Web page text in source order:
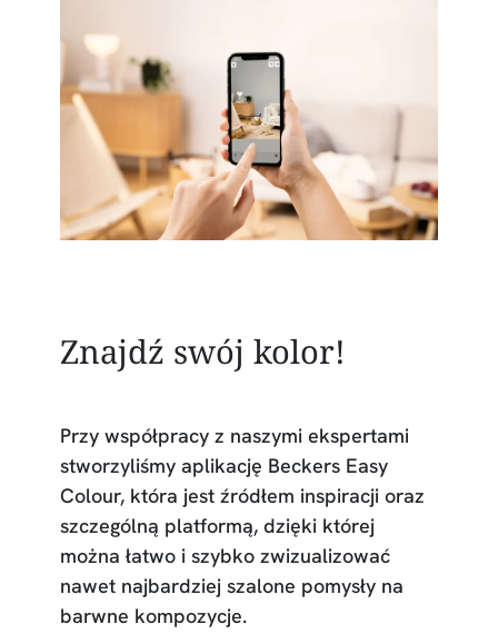
Znajdź swój kolor!
Przy współpracy z naszymi ekspertami
stworzyliśmy aplikację Beckers Easy
Colour, która jest źródłem inspiracji oraz
szczególną platformą, dzięki której
można łatwo i szybko zwizualizować
nawet najbardziej szalone pomysły na
barwne kompozycje.